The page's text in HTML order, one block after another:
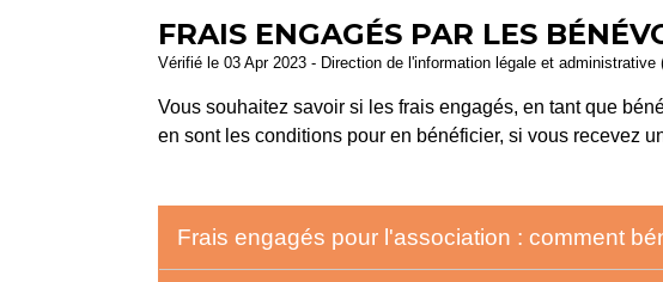
FRAIS ENGAGÉS PAR LES
Vérifié le 03 Apr 2023 - Direction de l'information légale et administrative
Vous souhaitez savoir si les frais engagés, en tant que
en sont les conditions pour en bénéficier, si vous recevez
Frais engagés pour l'association : comment